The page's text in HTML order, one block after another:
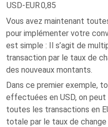
USD-EUR0,85
Vous avez maintenant
pour implémenter votre
est simple : Il s’agit de
transaction par le taux de
des nouveaux montants.
Dans ce premier exemple,
effectuées en USD, on
toutes les transactions en
totale par le taux de